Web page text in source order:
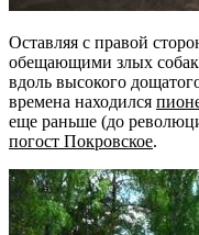
Оставляя с правой
обещающими злых собак
вдоль высокого
времена находился
еще раньше (до
погост Покровское.